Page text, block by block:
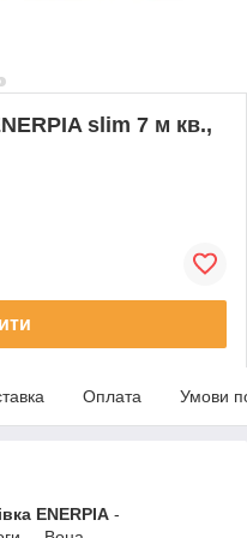
slim 7 м кв.,
Оплата Умови
ENERPIA -